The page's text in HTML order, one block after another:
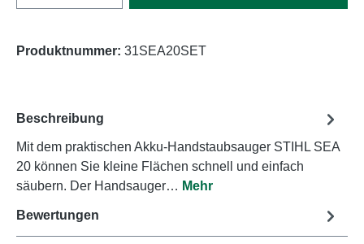
Produktnummer: 31SEA20SET
Beschreibung
Mit dem praktischen Akku-Handstaubsauger STIHL SEA
20 können Sie kleine Flächen schnell und einfach
säubern. Der Handsauger… Mehr
Bewertungen